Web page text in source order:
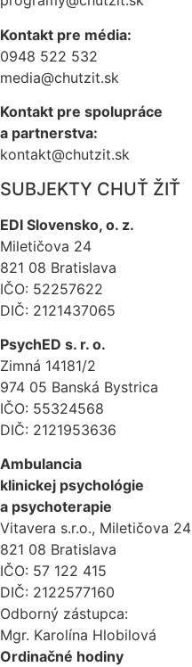
Kontakt pre média:
0948 522 532
media@chutzit.sk
Kontakt pre spolupráce
a partnerstva:
kontakt@chutzit.sk
SUBJEKTY CHUŤ ŽIŤ​
EDI Slovensko, o. z.
Miletičova 24
821 08 Bratislava
IČO: 52257622
DIČ: 2121437065
PsychED s. r. o.
Zimná 14181/2
974 05 Banská Bystrica
IČO: 55324568
DIČ: 2121953636
Ambulancia
klinickej psychológie
a psychoterapie
Vitavera s.r.o., Miletičova 24
821 08 Bratislava
IČO: 57 122 415
DIČ: 2122577160
Odborný zástupca:
Mgr. Karolína Hlobilová
Ordinačné hodiny